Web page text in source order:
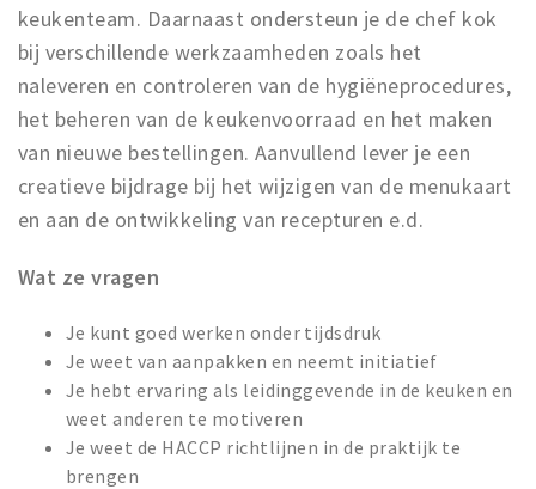
keukenteam. Daarnaast ondersteun je de chef kok
bij verschillende werkzaamheden zoals het
naleveren en controleren van de hygiëneprocedures,
het beheren van de keukenvoorraad en het maken
van nieuwe bestellingen. Aanvullend lever je een
creatieve bijdrage bij het wijzigen van de menukaart
en aan de ontwikkeling van recepturen e.d.
Wat ze vragen
Je kunt goed werken onder tijdsdruk
Je weet van aanpakken en neemt initiatief
Je hebt ervaring als leidinggevende in de keuken en
weet anderen te motiveren
Je weet de HACCP richtlijnen in de praktijk te
brengen